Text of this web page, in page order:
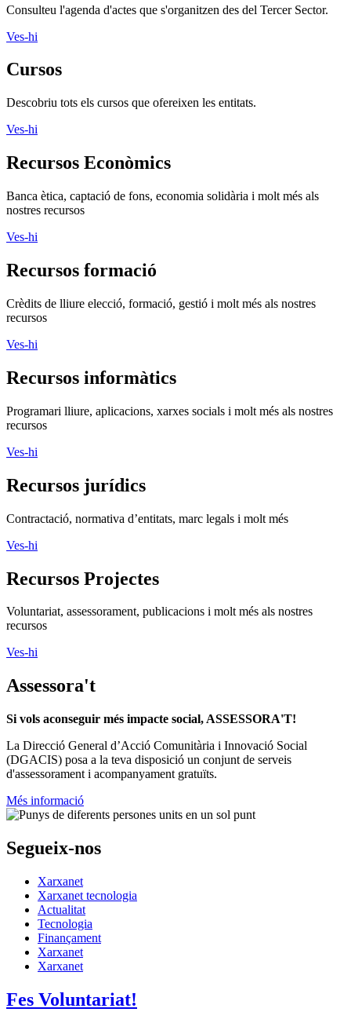
Consulteu l'agenda d'actes que s'organitzen des del Tercer Sector.
Ves-hi
Cursos
Descobriu tots els cursos que ofereixen les entitats.
Ves-hi
Recursos Econòmics
Banca ètica, captació de fons, economia solidària i molt més als
nostres recursos
Ves-hi
Recursos formació
Crèdits de lliure elecció, formació, gestió i molt més als nostres
recursos
Ves-hi
Recursos informàtics
Programari lliure, aplicacions, xarxes socials i molt més als nostres
recursos
Ves-hi
Recursos jurídics
Contractació, normativa d’entitats, marc legals i molt més
Ves-hi
Recursos Projectes
Voluntariat, assessorament, publicacions i molt més als nostres
recursos
Ves-hi
Assessora't
Si vols aconseguir més impacte social, ASSESSORA'T!
La Direcció General d’Acció Comunitària i Innovació Social
(DGACIS) posa a la teva disposició un conjunt de serveis
d'assessorament i acompanyament gratuïts.
Més informació
Segueix-nos
Xarxanet
Xarxanet tecnologia
Actualitat
Tecnologia
Finançament
Xarxanet
Xarxanet
Fes Voluntariat!